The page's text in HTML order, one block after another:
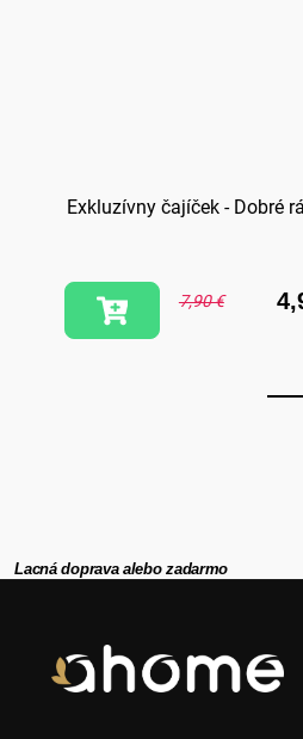
Exkluzívny čajíček - Dobré
7,90 €
Lacná doprava alebo zadarmo